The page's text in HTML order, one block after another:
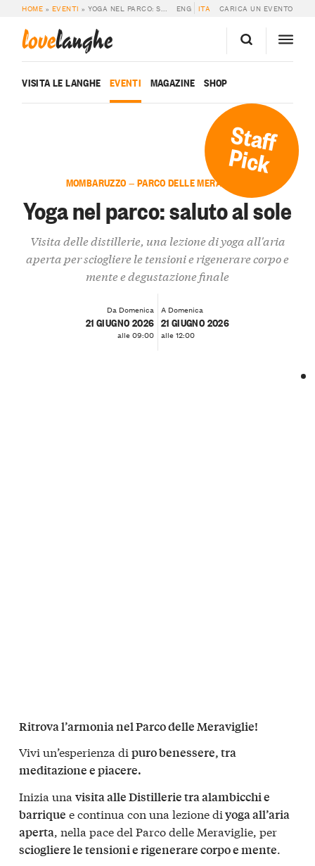
HOME » EVENTI »YOGA NEL PARCO: SALUTO AL SOLE ENG ITA CARICA UN EVENTO
lovelanghe
VISITA LE LANGHE EVENTI MAGAZINE SHOP
Staff
Pick
MOMBARUZZO — PARCO DELLE MERAVIGLIE
Yoga nel parco: saluto al sole
Visita delle distillerie, una lezione di yoga all'aria
aperta per sciogliere le tensioni e rigenerare corpo e
mente e degustazione finale
Da Domenica
21 GIUGNO 2026
alle 09:00
A Domenica
21 GIUGNO 2026
alle 12:00
Ritrova l’armonia nel Parco delle Meraviglie!
Vivi un’esperienza di puro benessere, tra
meditazione e piacere.
Inizia una visita alle Distillerie tra alambicchi e
barrique e continua con una lezione diyoga all’aria
aperta, nella pace del Parco delle Meraviglie, per
sciogliere le tensioni e rigenerare corpo e mente.